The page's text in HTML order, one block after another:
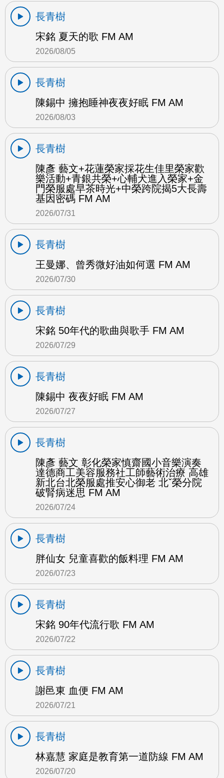
長青樹
宋銘 夏天的歌 FM AM
2026/08/05
長青樹
陳錫中 擁抱睡神夜夜好眠 FM AM
2026/08/03
長青樹
陳彥 藝文+花蓮榮家採花生佳里榮家歡
樂活動+青銀共榮+心輔犬進入榮家+金
門榮服處早茶時光+中榮跨院揭5大長壽
基因密碼 FM AM
2026/07/31
長青樹
王曼娜、曾秀微好油如何選 FM AM
2026/07/30
長青樹
宋銘 50年代的歌曲與歌手 FM AM
2026/07/29
長青樹
陳錫中 夜夜好眠 FM AM
2026/07/27
長青樹
陳彥 藝文 彰化榮家慎齋國小音樂演奏
達德商工美容服務社工師藝術治療 高雄
新北台北榮服處推安心御老 北ˇ榮分院
破腎病迷思 FM AM
2026/07/24
長青樹
胖仙女 兒童喜歡的飯料理 FM AM
2026/07/23
長青樹
宋銘 90年代流行歌 FM AM
2026/07/22
長青樹
謝邑東 血便 FM AM
2026/07/21
長青樹
林嘉慧 家庭是教育第一道防線 FM AM
2026/07/20